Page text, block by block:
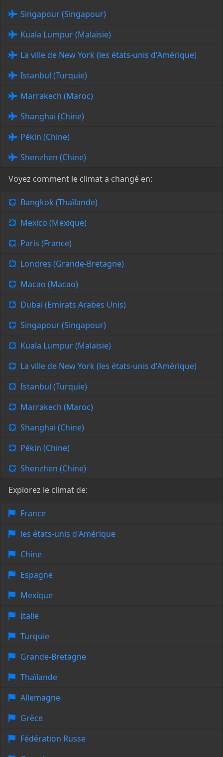
Singapour (Singapour)
Kuala Lumpur (Malaisie)
La ville de New York (les états-unis d'Amérique)
Istanbul (Turquie)
Marrakech (Maroc)
Shanghai (Chine)
Pékin (Chine)
Shenzhen (Chine)
Voyez comment le climat a changé en:
Bangkok (Thaïlande)
Mexico (Mexique)
Paris (France)
Londres (Grande-Bretagne)
Macao (Macao)
Dubai (Emirats Arabes Unis)
Singapour (Singapour)
Kuala Lumpur (Malaisie)
La ville de New York (les états-unis d'Amérique)
Istanbul (Turquie)
Marrakech (Maroc)
Shanghai (Chine)
Pékin (Chine)
Shenzhen (Chine)
Explorez le climat de:
France
les états-unis d'Amérique
Chine
Espagne
Mexique
Italie
Turquie
Grande-Bretagne
Thaïlande
Allemagne
Grèce
Fédération Russe